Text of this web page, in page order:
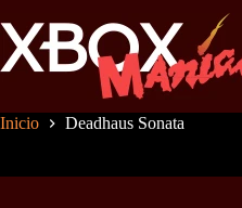
al
contenido
Inicio Deadhaus Sonata